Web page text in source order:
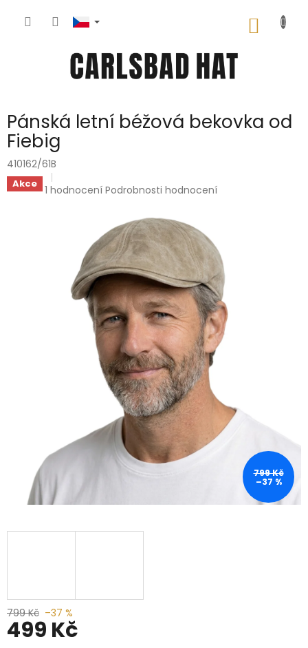
Pánská letní béžová bekovka od
Fiebig
410162/61B
Akce Průměrné
hvězdiček.
1 hodnocení Podrobnosti hodnocení
799 Kč
–37 %
799 Kč –37 %
499 Kč